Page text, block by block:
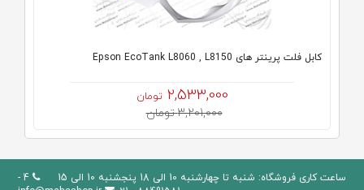
کابل فلت پرینتر های Epson EcoTank L8060 , L8150
2,533,000 تومان
3,201,000 تومان
ساعت کاری فروشگاه: شنبه تا چهارشنبه 10 الی 18 پنجشنبه 10 الی 15
4 -